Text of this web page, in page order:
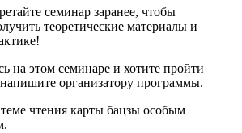
семинар заранее, чтобы
теоретические материалы и
на этом семинаре и хотите пройти
организатору программы.
чтения карты бацзы особым